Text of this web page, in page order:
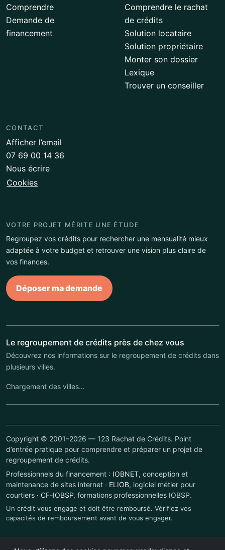
Comprendre
Demande de
financement
Comprendre le rachat
de crédits
Solution locataire
Solution propriétaire
Monter son dossier
Lexique
Trouver un conseiller
CONTACT
Afficher l’email
07 69 00 14 36
Nous écrire
Cookies
VOTRE PROJET MÉRITE UNE ÉTUDE
Regroupez vos crédits pour rechercher une mensualité mieux
adaptée à votre budget et retrouver une vision plus claire de
vos finances.
Déposer ma demande
Le regroupement de crédits près de chez vous
Découvrez nos informations sur le regroupement de crédits dans
plusieurs villes.
Chargement des villes…
Copyright © 2001–2026 — 123 Rachat de Crédits. Point
d’entrée pratique pour comprendre et préparer un projet de
regroupement de crédits.
Professionnels du financement : IOBNET, conception et
maintenance de sites internet · ELIOB, logiciel métier pour
courtiers · CF-IOBSP, formations professionnelles IOBSP.
Un crédit vous engage et doit être remboursé. Vérifiez vos
capacités de remboursement avant de vous engager.